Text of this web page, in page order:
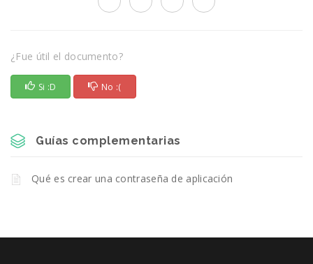
¿Fue útil el documento?
Si :D No :(
Guías complementarias
Qué es crear una contraseña de aplicación